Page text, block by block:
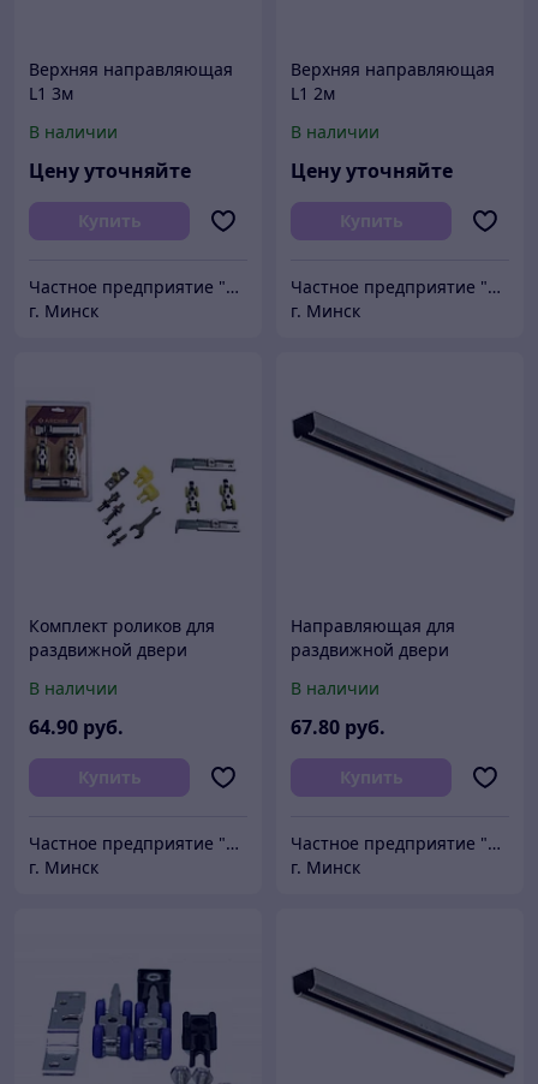
Верхняя направляющая
L1 3м
В наличии
Цену уточняйте
Купить
Частное предприятие "Сибалок"
г. Минск
Верхняя направляющая
L1 2м
В наличии
Цену уточняйте
Купить
Частное предприятие "Сибалок"
г. Минск
Комплект роликов для
раздвижной двери
полотна до 80 кг)
В наличии
64.90 руб.
Купить
Частное предприятие "Сибалок"
г. Минск
Направляющая для
раздвижной двери
метра, алюминий без
покрытия)
В наличии
67.80 руб.
Купить
Частное предприятие "Сибалок"
г. Минск